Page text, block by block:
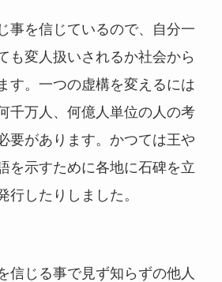
事を信じているので、自分一
も変人扱いされるか社会から
す。一つの虚構を変えるには
千万人、何億人単位の人の考
要があります。かつては王や
を示すために各地に石碑を立
行したりしました。
信じる事で見ず知らずの他人